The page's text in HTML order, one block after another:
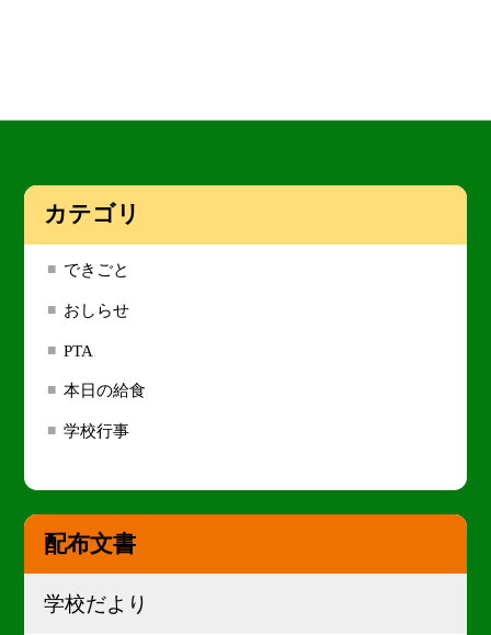
カテゴリ
できごと
おしらせ
PTA
本日の給食
学校行事
配布文書
学校だより